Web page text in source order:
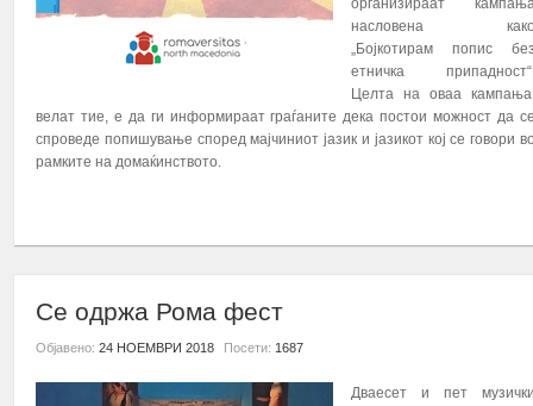
насловена
„Бојкотирам попис
етничка
Целта на оваа
велат тие, е да ги информираат граѓаните дека постои можност да
спроведе попишување според мајчиниот јазик и јазикот кој се говори
рамките на домаќинството.
Се одржа Рома фест
Објавено: 24 НОЕМВРИ 2018 Посети: 1687
Дваесет и
пет